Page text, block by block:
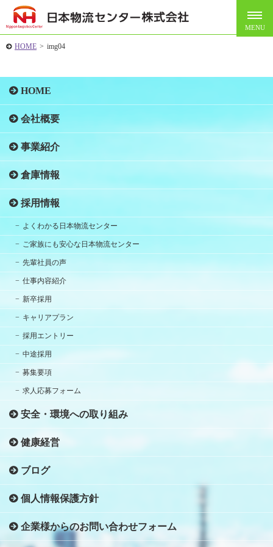
HOME > img04
HOME
会社概要
事業紹介
倉庫情報
採用情報
よくわかる日本物流センター
ご家族にも安心な日本物流センター
先輩社員の声
仕事内容紹介
新卒採用
キャリアプラン
採用エントリー
中途採用
募集要項
求人応募フォーム
安全・環境への取り組み
健康経営
ブログ
個人情報保護方針
企業様からのお問い合わせフォーム